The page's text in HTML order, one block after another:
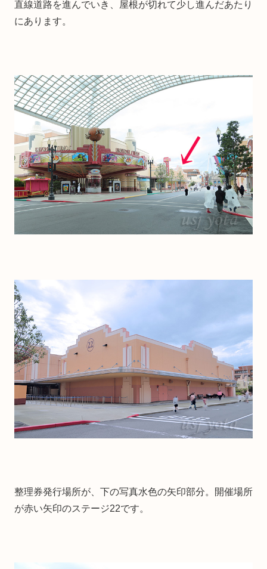
直線道路を進んでいき、屋根が切れて少し進んだあたり
にあります。
整理券発行場所が、下の写真水色の矢印部分。開催場所
が赤い矢印のステージ22です。